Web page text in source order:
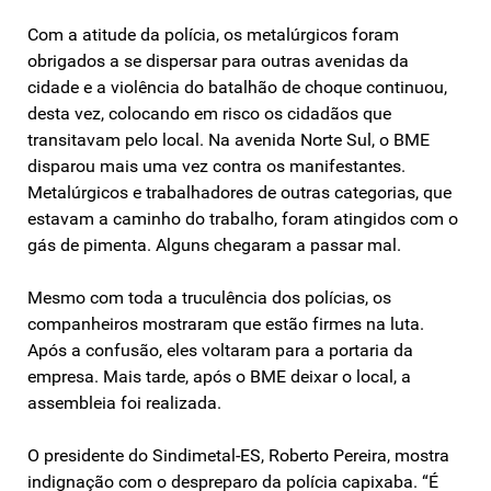
Com a atitude da polícia, os metalúrgicos foram
obrigados a se dispersar para outras avenidas da
cidade e a violência do batalhão de choque continuou,
desta vez, colocando em risco os cidadãos que
transitavam pelo local. Na avenida Norte Sul, o BME
disparou mais uma vez contra os manifestantes.
Metalúrgicos e trabalhadores de outras categorias, que
estavam a caminho do trabalho, foram atingidos com o
gás de pimenta. Alguns chegaram a passar mal.
Mesmo com toda a truculência dos polícias, os
companheiros mostraram que estão firmes na luta.
Após a confusão, eles voltaram para a portaria da
empresa. Mais tarde, após o BME deixar o local, a
assembleia foi realizada.
O presidente do Sindimetal-ES, Roberto Pereira, mostra
indignação com o despreparo da polícia capixaba. “É